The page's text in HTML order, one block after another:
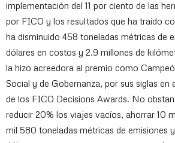
implementación del 11 por ciento de las
por FICO y los resultados que ha traído
ha disminuido 458 toneladas métricas de
dólares en costos y 2.9 millones de
la hizo acreedora al premio como
Social y de Gobernanza, por sus siglas en
de los FICO Decisions Awards. No
reducir 20% los viajes vacíos, ahorrar 10
mil 580 toneladas métricas de emisiones